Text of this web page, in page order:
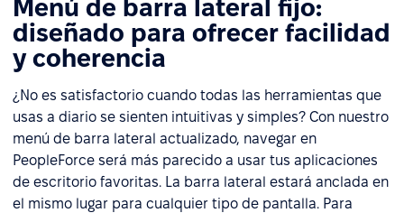
Menú de barra lateral fijo:
diseñado para ofrecer facilidad
y coherencia
¿No es satisfactorio cuando todas las herramientas que
usas a diario se sienten intuitivas y simples? Con nuestro
menú de barra lateral actualizado, navegar en
PeopleForce será más parecido a usar tus aplicaciones
de escritorio favoritas. La barra lateral estará anclada en
el mismo lugar para cualquier tipo de pantalla. Para